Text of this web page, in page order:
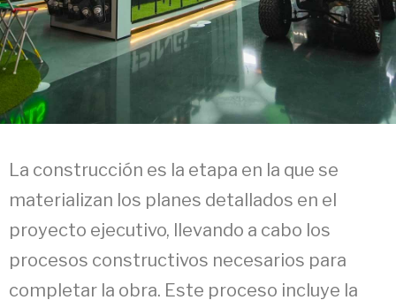
La construcción es la etapa en la que se
materializan los planes detallados en el
proyecto ejecutivo, llevando a cabo los
procesos constructivos necesarios para
completar la obra. Este proceso incluye la